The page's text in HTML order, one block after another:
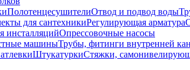
ПолотенцесушителиОтвод и подвод воды
для сантехникиРегулирующая арматура
инсталляцийОпрессовочные насосы
машиныТрубы, фитинги внутренней
ШтукатуркиСтяжки,